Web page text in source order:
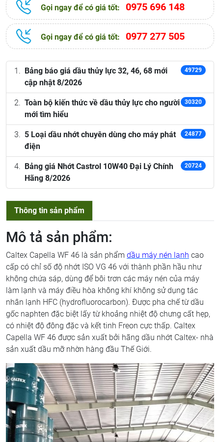
Gọi ngay để có giá tốt: 0975 696 148
Gọi ngay để có giá tốt: 0977 277 505
Bảng báo giá dầu thủy lực 32, 46, 68 mới
cập nhật 8/2026
49729
Toàn bộ kiến thức về dầu thủy lực cho người
mới tìm hiểu
30320
5 Loại dầu nhớt chuyên dùng cho máy phát
điện
24877
Bảng giá Nhớt Castrol 10W40 Đại Lý Chính
Hãng 8/2026
20724
Thông tin sản phẩm
Mô tả sản phẩm:
Caltex Capella WF 46 là sản phẩm dầu máy nén lạnh cao
cấp có chỉ số độ nhớt ISO VG 46 với thành phần hầu như
không chứa sáp, dùng để bôi trơn các máy nén của máy
làm lạnh và máy điều hòa không khí không sử dụng tác
nhân lạnh HFC (hydrofluorocarbon). Được pha chế từ dầu
gốc naphten đặc biệt lấy từ khoảng nhiệt độ chưng cất hẹp,
có nhiệt độ đông đặc và kết tinh Freon cực thấp. Caltex
Capella WF 46 được sản xuất bởi hãng dầu nhớt Caltex- nhà
sản xuất dầu mỡ nhờn hàng đầu Thế Giới.